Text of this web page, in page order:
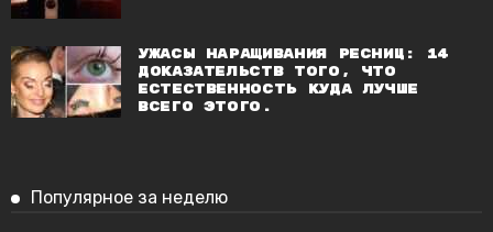
Ужасы наращивания ресниц: 14
доказательств того, что
естественность куда лучше
всего этого.
Популярное за неделю